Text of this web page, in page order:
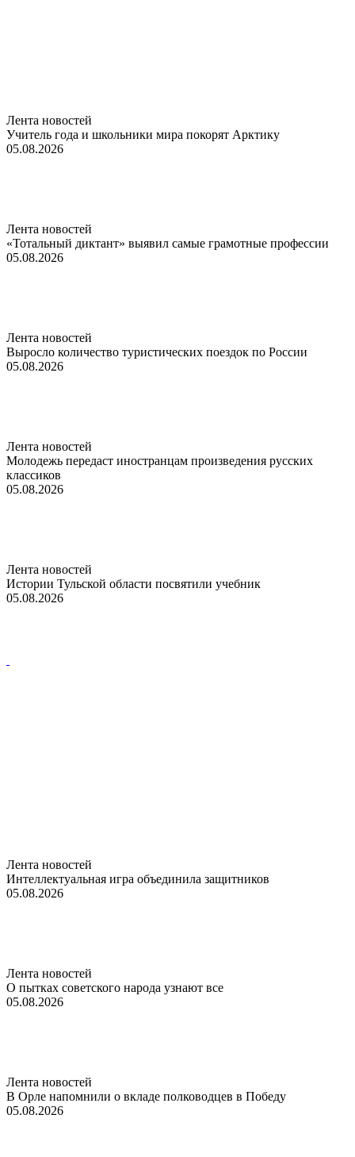
Лента новостей
Учитель года и школьники мира покорят Арктику
05.08.2026
Лента новостей
«Тотальный диктант» выявил самые грамотные профессии
05.08.2026
Лента новостей
Выросло количество туристических поездок по России
05.08.2026
Лента новостей
Молодежь передаст иностранцам произведения русских
классиков
05.08.2026
Лента новостей
Истории Тульской области посвятили учебник
05.08.2026
Лента новостей
Интеллектуальная игра объединила защитников
05.08.2026
Лента новостей
О пытках советского народа узнают все
05.08.2026
Лента новостей
В Орле напомнили о вкладе полководцев в Победу
05.08.2026